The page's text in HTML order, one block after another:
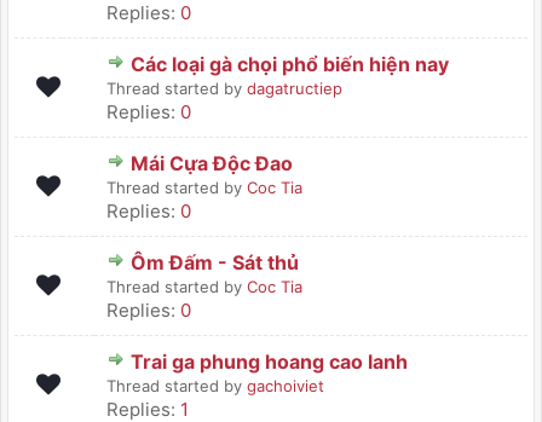
Replies: 0
Các loại gà chọi phổ biến hiện nay
Thread started by dagatructiep
Replies: 0
Mái Cựa Độc Đao
Thread started by Coc Tia
Replies: 0
Ôm Đấm - Sát thủ
Thread started by Coc Tia
Replies: 0
Trai ga phung hoang cao lanh
Thread started by gachoiviet
Replies: 1